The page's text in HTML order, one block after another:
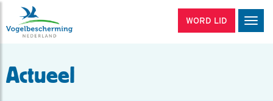
WORD LID
Actueel